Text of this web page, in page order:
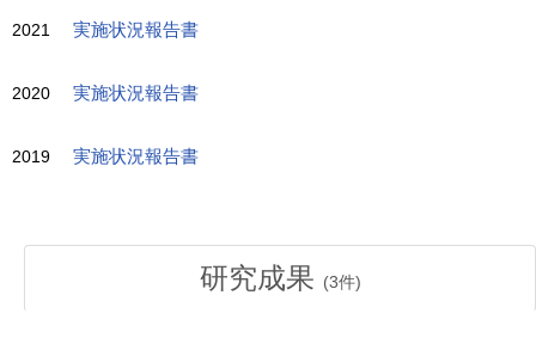
2021 実施状況報告書
2020 実施状況報告書
2019 実施状況報告書
研究成果 (3件)